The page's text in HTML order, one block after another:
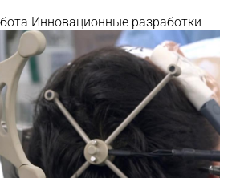
Инновационные разработки